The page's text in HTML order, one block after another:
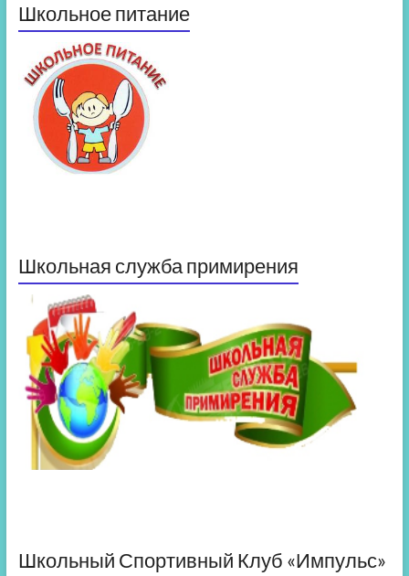
Школьное питание
Школьная служба примирения
Школьный Спортивный Клуб «Импульс»